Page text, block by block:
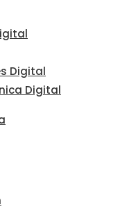
Digital
Digital